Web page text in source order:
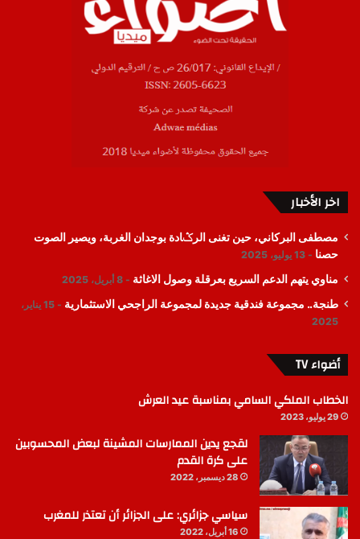
اخر الأخبار
مصطفى البركاني، حين تغنى الرݣادة بوجدان الغربة، ويصير الصوت
حصنا
13 يوليو، 2025
مناوي يتهم الدعم السريع بعرقلة وصول الاغاثة 8 أبريل، 2025
طنجة.. مجموعة فندقية جديدة لمجموعة الراجحي الاستثمارية
15 يناير،
2025
أضواء TV
الخطاب الملكي السامي بمناسبة عيد العرش
29 يوليو، 2023
لقجع يدين الممارسات المشينة لبعض المحسوبين
على كرة القدم
28 ديسمبر، 2022
سياسي جزائري: على الجزائر أن تعتذر للمغرب
16 أبريل، 2022